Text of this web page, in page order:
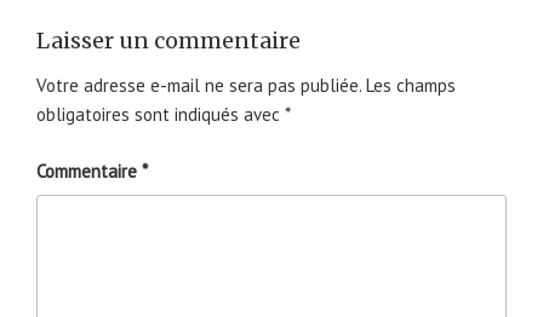
Laisser un commentaire
Votre adresse e-mail ne sera pas publiée. Les champs
obligatoires sont indiqués avec *
Commentaire *